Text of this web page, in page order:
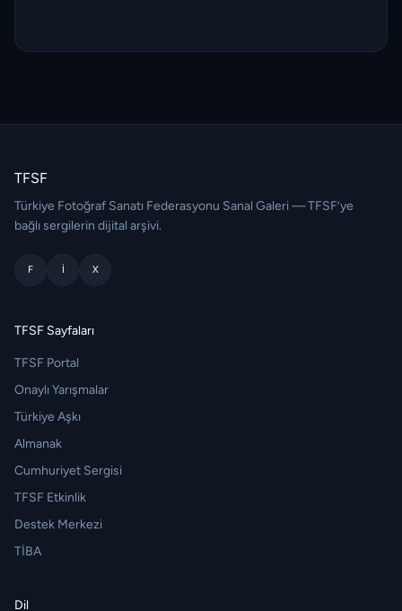
TFSF
Türkiye Fotoğraf Sanatı Federasyonu Sanal Galeri — TFSF’ye
bağlı sergilerin dijital arşivi.
F I X
TFSF Sayfaları
TFSF Portal
Onaylı Yarışmalar
Türkiye Aşkı
Almanak
Cumhuriyet Sergisi
TFSF Etkinlik
Destek Merkezi
TİBA
Dil